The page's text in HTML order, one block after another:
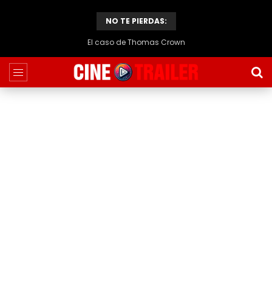
NO TE PIERDAS:
El caso de Thomas Crown